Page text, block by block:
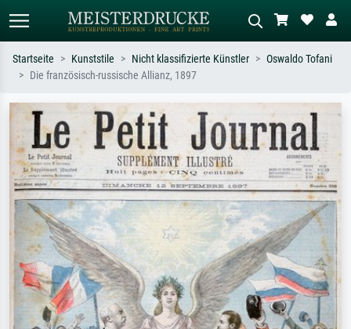
Suchen Sie nach Künstlern, Werktiteln
oder Stilen – z.B. Monet,
Sternennacht, Impressionismus, Welle
Hokusai, Akt.
Beschreiben Sie die Szene – z.B. Grüne
Wiese, Abstrakt mit viel Rot, Dunkles
Ölgemälde, Stehender Akt neben einem
Startseite Kunststile Nicht klassifizierte Künstler
Oswaldo Tofani
Die französisch-russische Allianz, 1897